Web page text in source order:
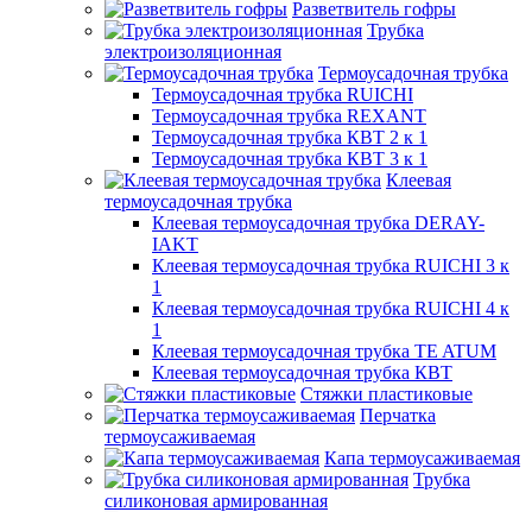
Разветвитель гофры
Трубка
электроизоляционная
Термоусадочная трубка
Термоусадочная трубка RUICHI
Термоусадочная трубка REXANT
Термоусадочная трубка КВТ 2 к 1
Термоусадочная трубка КВТ 3 к 1
Клеевая
термоусадочная трубка
Клеевая термоусадочная трубка DERAY-
IAKT
Клеевая термоусадочная трубка RUICHI 3 к
1
Клеевая термоусадочная трубка RUICHI 4 к
1
Клеевая термоусадочная трубка TE ATUM
Клеевая термоусадочная трубка КВТ
Стяжки пластиковые
Перчатка
термоусаживаемая
Капа термоусаживаемая
Трубка
силиконовая армированная